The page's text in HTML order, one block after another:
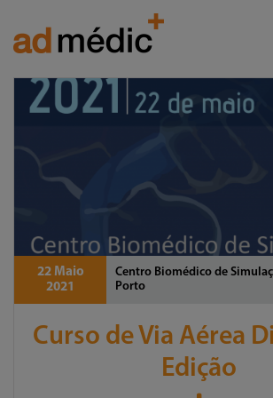
22 Maio
2021
Centro Biomédico de
Porto
Curso de Via Aérea
Edição